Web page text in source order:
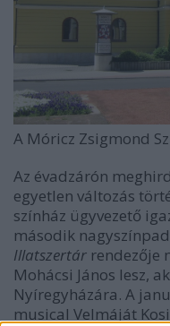
A Móricz Zsigmond
Az évadzárón
egyetlen változás
színház ügyvezető
második
Illatszertár rendezője
Mohácsi János lesz,
Nyíregyházára. A
musical Velmáját